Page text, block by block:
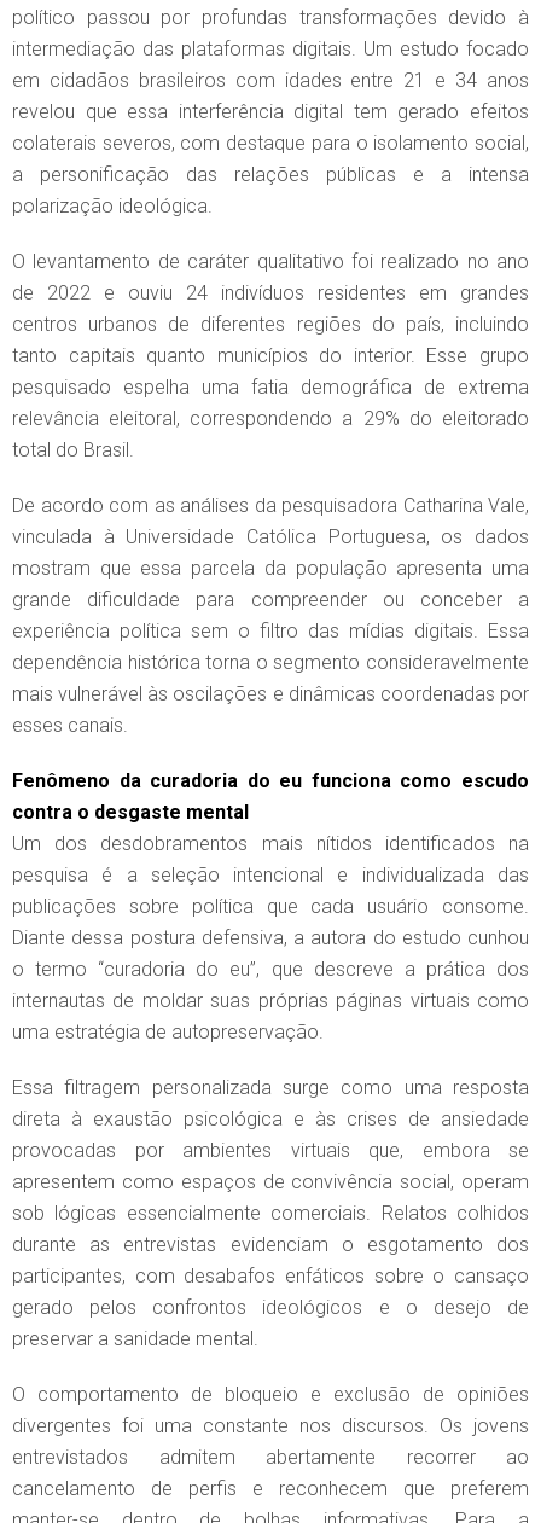
político passou por profundas transformações devido à
intermediação das plataformas digitais. Um estudo focado
em cidadãos brasileiros com idades entre 21 e 34 anos
revelou que essa interferência digital tem gerado efeitos
colaterais severos, com destaque para o isolamento social,
a personificação das relações públicas e a intensa
polarização ideológica.
O levantamento de caráter qualitativo foi realizado no ano
de 2022 e ouviu 24 indivíduos residentes em grandes
centros urbanos de diferentes regiões do país, incluindo
tanto capitais quanto municípios do interior. Esse grupo
pesquisado espelha uma fatia demográfica de extrema
relevância eleitoral, correspondendo a 29% do eleitorado
total do Brasil.
De acordo com as análises da pesquisadora Catharina Vale,
vinculada à Universidade Católica Portuguesa, os dados
mostram que essa parcela da população apresenta uma
grande dificuldade para compreender ou conceber a
experiência política sem o filtro das mídias digitais. Essa
dependência histórica torna o segmento consideravelmente
mais vulnerável às oscilações e dinâmicas coordenadas por
esses canais.
Fenômeno da curadoria do eu funciona como escudo
contra o desgaste mental
Um dos desdobramentos mais nítidos identificados na
pesquisa é a seleção intencional e individualizada das
publicações sobre política que cada usuário consome.
Diante dessa postura defensiva, a autora do estudo cunhou
o termo “curadoria do eu”, que descreve a prática dos
internautas de moldar suas próprias páginas virtuais como
uma estratégia de autopreservação.
Essa filtragem personalizada surge como uma resposta
direta à exaustão psicológica e às crises de ansiedade
provocadas por ambientes virtuais que, embora se
apresentem como espaços de convivência social, operam
sob lógicas essencialmente comerciais. Relatos colhidos
durante as entrevistas evidenciam o esgotamento dos
participantes, com desabafos enfáticos sobre o cansaço
gerado pelos confrontos ideológicos e o desejo de
preservar a sanidade mental.
O comportamento de bloqueio e exclusão de opiniões
divergentes foi uma constante nos discursos. Os jovens
entrevistados admitem abertamente recorrer ao
cancelamento de perfis e reconhecem que preferem